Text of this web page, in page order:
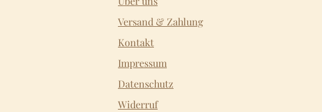
Versand & Zahlung
Kontakt
Impressum
Datenschutz
Widerruf